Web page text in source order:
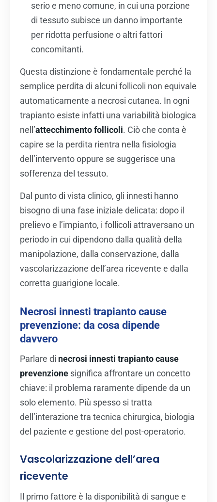
serio e meno comune, in cui una porzione
di tessuto subisce un danno importante
per ridotta perfusione o altri fattori
concomitanti.
Questa distinzione è fondamentale perché la
semplice perdita di alcuni follicoli non equivale
automaticamente a necrosi cutanea. In ogni
trapianto esiste infatti una variabilità biologica
nell’attecchimento follicoli. Ciò che conta è
capire se la perdita rientra nella fisiologia
dell’intervento oppure se suggerisce una
sofferenza del tessuto.
Dal punto di vista clinico, gli innesti hanno
bisogno di una fase iniziale delicata: dopo il
prelievo e l’impianto, i follicoli attraversano un
periodo in cui dipendono dalla qualità della
manipolazione, dalla conservazione, dalla
vascolarizzazione dell’area ricevente e dalla
corretta guarigione locale.
Necrosi innesti trapianto cause
prevenzione: da cosa dipende
davvero
Parlare di necrosi innesti trapianto cause
prevenzione significa affrontare un concetto
chiave: il problema raramente dipende da un
solo elemento. Più spesso si tratta
dell’interazione tra tecnica chirurgica, biologia
del paziente e gestione del post-operatorio.
Vascolarizzazione dell’area
ricevente
Il primo fattore è la disponibilità di sangue e